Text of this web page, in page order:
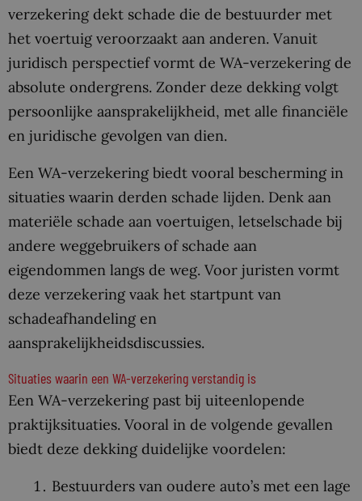
verzekering dekt schade die de bestuurder met
het voertuig veroorzaakt aan anderen. Vanuit
juridisch perspectief vormt de WA-verzekering de
absolute ondergrens. Zonder deze dekking volgt
persoonlijke aansprakelijkheid, met alle financiële
en juridische gevolgen van dien.
Een WA-verzekering biedt vooral bescherming in
situaties waarin derden schade lijden. Denk aan
materiële schade aan voertuigen, letselschade bij
andere weggebruikers of schade aan
eigendommen langs de weg. Voor juristen vormt
deze verzekering vaak het startpunt van
schadeafhandeling en
aansprakelijkheidsdiscussies.
Situaties waarin een WA-verzekering verstandig is
Een WA-verzekering past bij uiteenlopende
praktijksituaties. Vooral in de volgende gevallen
biedt deze dekking duidelijke voordelen:
Bestuurders van oudere auto’s met een lage